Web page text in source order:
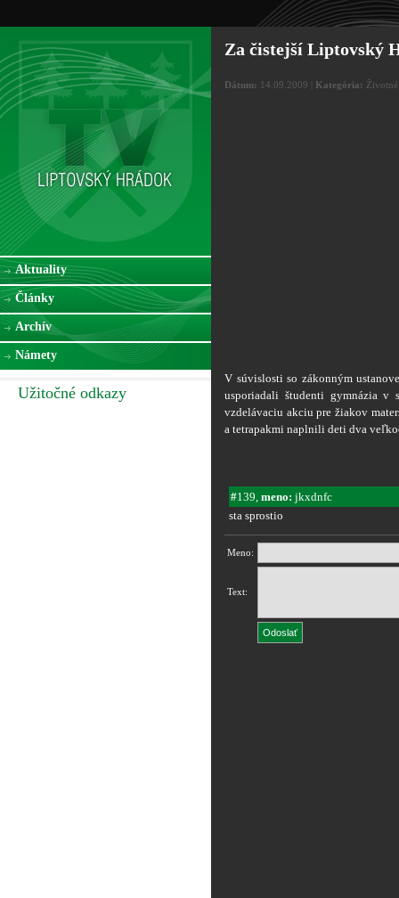
Aktuality
Články
Archív
Námety
Užitočné odkazy
Za čistejší Liptovský
Dátum: 14.09.2009 | Kategória:
V súvislosti so zákonným
usporiadali študenti gymnázia v
vzdelávaciu akciu pre žiakov
a tetrapakmi naplnili deti dva
#139, meno: jkxdnfc
sta sprostio
Meno:
Text: